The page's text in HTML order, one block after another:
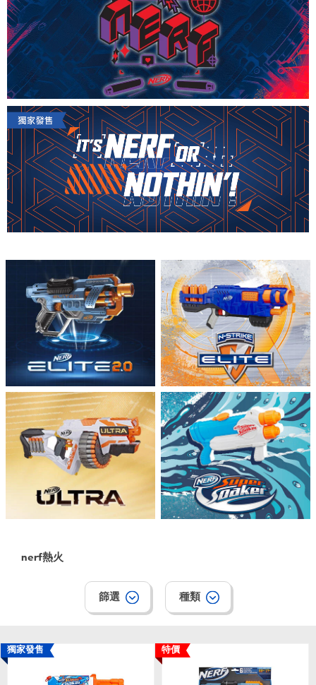
戶外及運動用品
派對用品
角色扮演及造型系列
毛毛公仔玩具
夏日用品
嬰兒及學前玩具
任天堂 Switch
電池
盲盒
人氣角色
生活精品
Fuggler
Tomica多美
Globber高樂寶
nerf熱火
篩選 種類
獨家發售 特價